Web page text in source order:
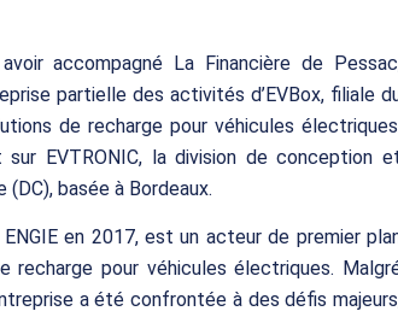
accompagné La Financière de
partielle des activités d’EVBox, filiale
de recharge pour véhicules
EVTRONIC, la division de conception
basée à Bordeaux.
en 2017, est un acteur de premier
recharge pour véhicules électriques.
a été confrontée à des défis